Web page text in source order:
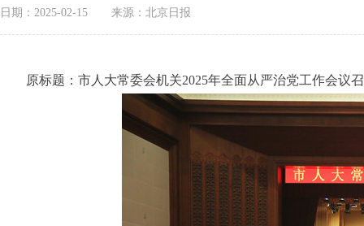
日期：2025-02-15 来源：北京日报
原标题：市人大常委会机关2025年全面从严治党工作会议